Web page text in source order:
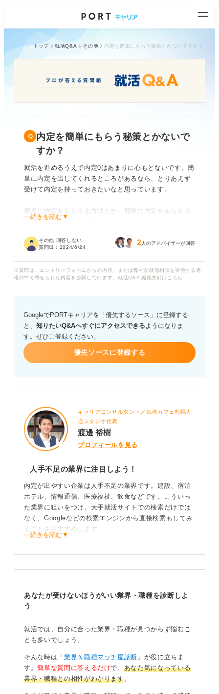
トップ 就活Q&A その他 内定を簡単にもらう秘策とかないですか？
内定を簡単にもらう秘策とかないで
すか？
就活を進めるうえで内定0はあまりに心もとないです。簡
単に内定を出してくれるところがあるなら、とりあえず
受けて内定を持っておきたいなと思っています。
簡単に内定をもらえる方法とか、簡単に内定をもらえる
企業の特徴とかあれば教えてください！
⋯続きを読む▼
その他 回答しない
質問日： 2024/6/24 2 人のアドバイザーが回答
※質問は、エントリーフォームからの内容、または弊社が就活相談を実施する過
程の中で寄せられた内容を公開しています。就活Q&A 編集方針は こちら
GoogleでPORTキャリアを「優先するソース」に登録する
と、 知りたいQ&Aへすぐにアクセスできるようになりま
す。ぜひご登録ください。
優先ソースに登録する
キャリアコンサルタント／勉強カフェ札幌大
通スタジオ代表
渡邊 裕樹
プロフィールを見る
人手不足の業界に注目しよう！
内定が出やすい企業は人手不足の業界です。建設、宿泊
ホテル、情報通信、医療福祉、飲食などです。こういっ
た業界に狙いをつけ、大手就活サイトでの検索だけでは
なく、Googleなどの検索エンジンから直接検索もしてみ
ることをおすすめします。
です。そこに掲載されていなくても優良な企業はたくさ
採用に前向きな企業との接点を作ろう
また合同就活フェアのようなリアルイベントに参加する
は基本的に採用にかなり前向きです。
そのようなイベントに直接足を運んで、ぜひ担当者と話
をしてみてください。「こんな仕事もあるんだ、面白そ
⋯続きを読む▼
あなたが受けないほうがいい業界・職種を診断しよ
う
就活では、自分に合った業界・職種が見つからず悩むこ
とも多いでしょう。
そんな時は「 業界＆職種マッチ度診断 」が役に立ちま
す。簡単な質問に答えるだけで、 あなた気になっている
業界・職種との相性がわかります。